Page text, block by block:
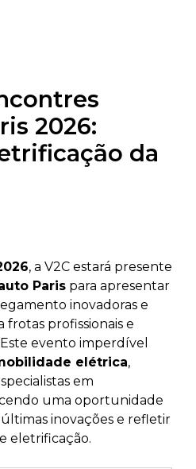
2026:
da
, a V2C estará presente
Paris para apresentar
inovadoras e
frotas profissionais e
evento imperdível
elétrica,
em
uma oportunidade
inovações e refletir
eletrificação.